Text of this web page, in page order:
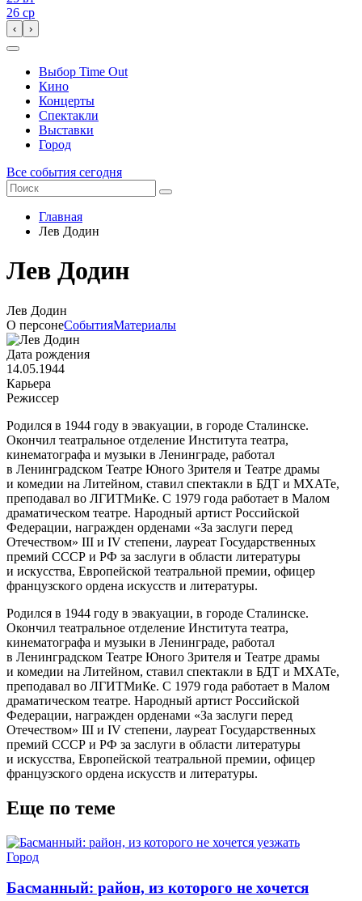
26 ср
‹ ›
Выбор Time Out
Кино
Концерты
Спектакли
Выставки
Город
Все события сегодня
Главная
Лев Додин
Лев Додин
Лев Додин
О персонеСобытияМатериалы
Дата рождения
14.05.1944
Карьера
Режиссер
Родился в 1944 году в эвакуации, в городе Сталинске.
Окончил театральное отделение Института театра,
кинематографа и музыки в Ленинграде, работал
в Ленинградском Театре Юного Зрителя и Театре драмы
и комедии на Литейном, ставил спектакли в БДТ и МХАТе,
преподавал во ЛГИТМиКе. C 1979 года работает в Малом
драматическом театре. Народный артист Российской
Федерации, награжден орденами «За заслуги перед
Отечеством» III и IV степени, лауреат Государственных
премий СССР и РФ за заслуги в области литературы
и искусства, Европейской театральной премии, офицер
французского ордена искусств и литературы.
Родился в 1944 году в эвакуации, в городе Сталинске.
Окончил театральное отделение Института театра,
кинематографа и музыки в Ленинграде, работал
в Ленинградском Театре Юного Зрителя и Театре драмы
и комедии на Литейном, ставил спектакли в БДТ и МХАТе,
преподавал во ЛГИТМиКе. C 1979 года работает в Малом
драматическом театре. Народный артист Российской
Федерации, награжден орденами «За заслуги перед
Отечеством» III и IV степени, лауреат Государственных
премий СССР и РФ за заслуги в области литературы
и искусства, Европейской театральной премии, офицер
французского ордена искусств и литературы.
Еще по теме
Город
Басманный: район, из которого не хочется